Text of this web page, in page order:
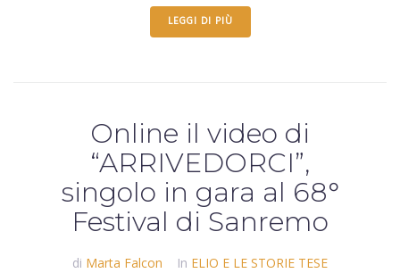
LEGGI DI PIÙ
Online il video di
“ARRIVEDORCI”,
singolo in gara al 68°
Festival di Sanremo
di Marta Falcon In ELIO E LE STORIE TESE